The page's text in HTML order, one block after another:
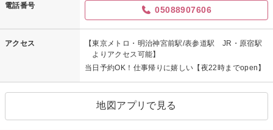
電話番号 05088907606
アクセス
【東京メトロ・明治神宮前駅/表参道駅 JR・原宿駅
よりアクセス可能】
当日予約OK！仕事帰りに嬉しい【夜22時までopen】
地図アプリで見る